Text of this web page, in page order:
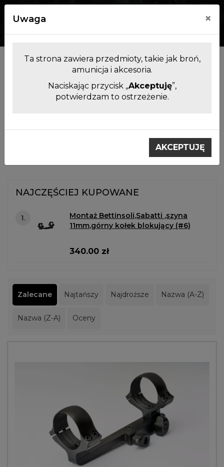
Filtrowanie produktów
Montaże do lunet Montaże Bettinsoli,Sabbati
Montaże Bettinsoli,Sabbati
NAJCZĘŚCIEJ KUPOWANE
1.
Montaż Bettinsoli,Sabatti ,szyna
11mm,górny kołek blokujący (#6)
340.00 zł
Zalecane Najtańszy Najdroższe Nazwa (A-Z)
Nazwa (Z-A) Oceny
Uwaga ×
Ta strona zawiera przedmioty, takie jak broń,
amunicja i akcesoria.
Naciskając przycisk „Akceptuję”,
potwierdzam to ostrzeżenie.
AKCEPTUJĘ